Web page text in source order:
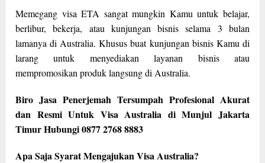
Memegang visa ETA sangat mungkin Kamu untuk belajar,
berlibur, bekerja, atau kunjungan bisnis selama 3 bulan
lamanya di Australia. Khusus buat kunjungan bisnis Kamu di
larang untuk menyediakan layanan bisnis atau
mempromosikan produk langsung di Australia.
Biro Jasa Penerjemah Tersumpah Profesional Akurat
dan Resmi Untuk Visa Australia di Munjul Jakarta
Timur Hubungi 0877 2768 8883
Apa Saja Syarat Mengajukan Visa Australia?